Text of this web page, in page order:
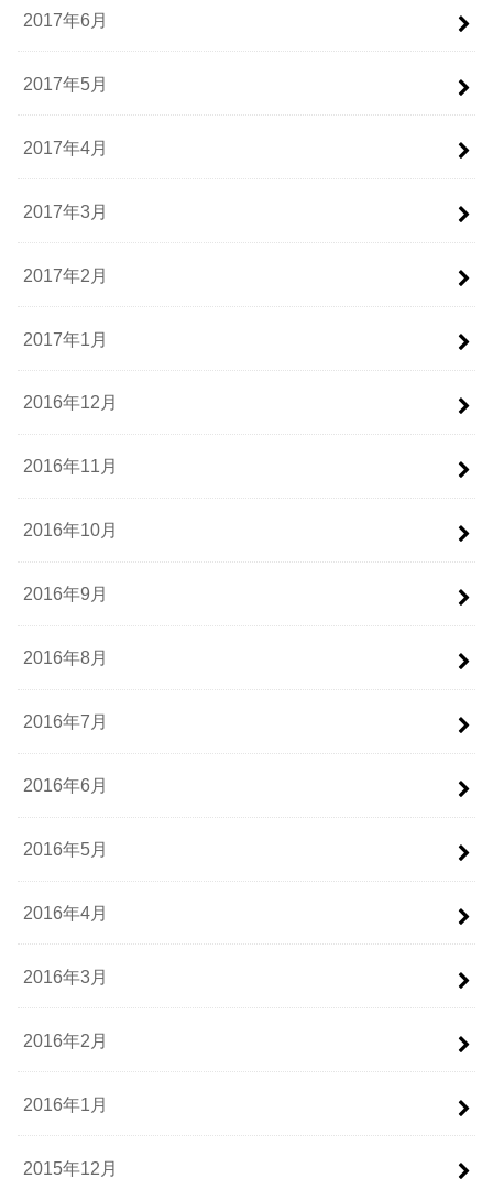
2017年6月
2017年5月
2017年4月
2017年3月
2017年2月
2017年1月
2016年12月
2016年11月
2016年10月
2016年9月
2016年8月
2016年7月
2016年6月
2016年5月
2016年4月
2016年3月
2016年2月
2016年1月
2015年12月